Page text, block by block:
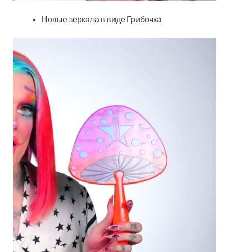
Новые зеркала в виде Грибочка